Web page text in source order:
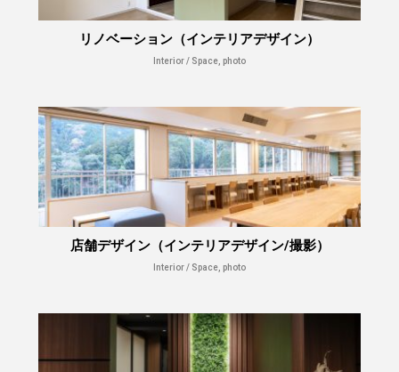
リノベーション（インテリアデザイン）
Interior / Space, photo
店舗デザイン（インテリアデザイン/撮影）
Interior / Space, photo